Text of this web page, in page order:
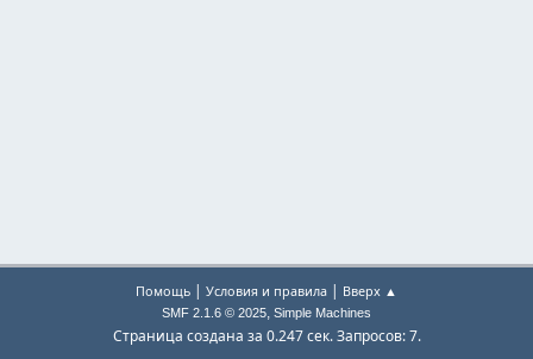
Помощь | Условия и правила | Вверх ▲
SMF 2.1.6 © 2025, Simple Machines
Страница создана за 0.247 сек. Запросов: 7.